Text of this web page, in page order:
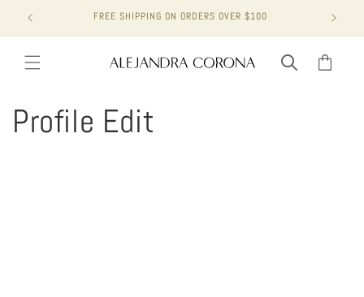
direttamente
FREE SHIPPING ON ORDERS OVER $100
Carrello
Profile Edit